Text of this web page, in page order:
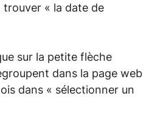
trouver « la date de
sur la petite flèche
dans la page web
dans « sélectionner un